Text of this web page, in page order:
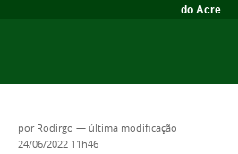
do Acre
por Rodirgo — última modificação
24/06/2022 11h46